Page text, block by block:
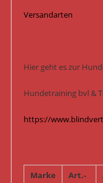
Versandarten
Hier geht es zur
Hundetraining bvl &
https://
Marke
Art.-